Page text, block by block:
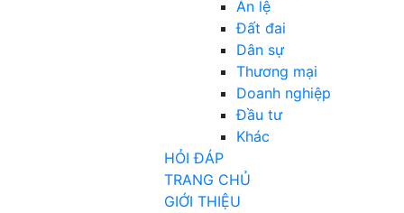
Án lệ
Đất đai
Dân sự
Thương mại
Doanh nghiệp
Đầu tư
Khác
HỎI ĐÁP
TRANG CHỦ
GIỚI THIỆU